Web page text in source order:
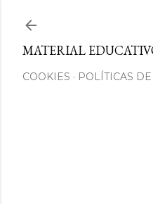
MATERIAL
COOKIES POLÍTICAS